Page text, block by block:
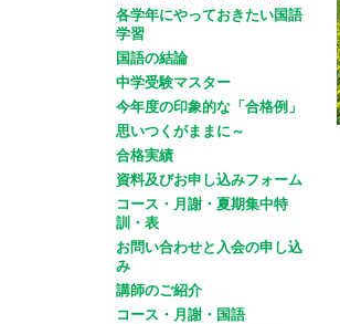
各学年にやっておきたい国語
学習
国語の結論
中学受験マスター
今年度の印象的な「合格例」
思いつくがままに～
合格実績
資料及びお申し込みフォーム
コース・月謝・夏期集中特
訓・表
お問い合わせと入会の申し込
み
講師のご紹介
コース・月謝・国語